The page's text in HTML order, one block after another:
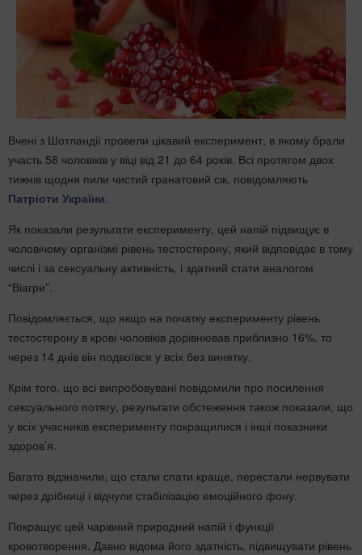
Вчені з Шотландії провели цікавий експеримент, в якому брали
участь 58 чоловіків у віці від 21 до 64 років. Всі протягом двох
тижнів щодня пили чистий гранатовий сік, повідомляють
Патріоти України.
Як показали результати експерименту, цей напій підвищує в
чоловічому організмі рівень тестостерону, який відповідає в тому
числі і за сексуальну активність, і здатний стати аналогом
“Віагри”.
Повідомляється, що якщо на початку експерименту рівень
тестостерону в крові чоловіків дорівнював приблизно 16%, то
через 14 днів він подвоївся у всіх без винятку.
Крім того, що всі випробовувані повідомили про посилення
сексуального потягу, результати обстеження також показали, що
у всіх учасників експерименту покращилися і інші показники
здоров’я.
Багато відзначили, що стали спати краще, перестали нервувати
через дрібниці і відчули стабілізацію емоційного фону.
Покращує цей чарівний природний напій і функції
кровотворення. Давно відома його здатність, підвищувати рівень